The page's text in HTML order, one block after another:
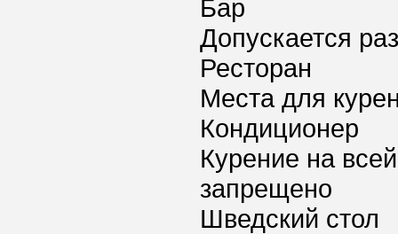
Бар
Допускается
Ресторан
Места для
Кондиционер
Курение на
запрещено
Шведский стол